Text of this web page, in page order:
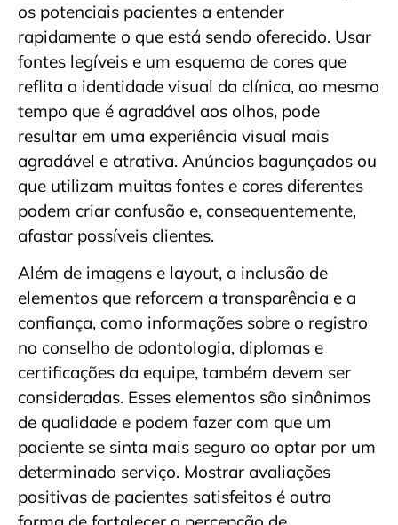
os potenciais pacientes a entender
rapidamente o que está sendo oferecido. Usar
fontes legíveis e um esquema de cores que
reflita a identidade visual da clínica, ao mesmo
tempo que é agradável aos olhos, pode
resultar em uma experiência visual mais
agradável e atrativa. Anúncios bagunçados ou
que utilizam muitas fontes e cores diferentes
podem criar confusão e, consequentemente,
afastar possíveis clientes.
Além de imagens e layout, a inclusão de
elementos que reforcem a transparência e a
confiança, como informações sobre o registro
no conselho de odontologia, diplomas e
certificações da equipe, também devem ser
consideradas. Esses elementos são sinônimos
de qualidade e podem fazer com que um
paciente se sinta mais seguro ao optar por um
determinado serviço. Mostrar avaliações
positivas de pacientes satisfeitos é outra